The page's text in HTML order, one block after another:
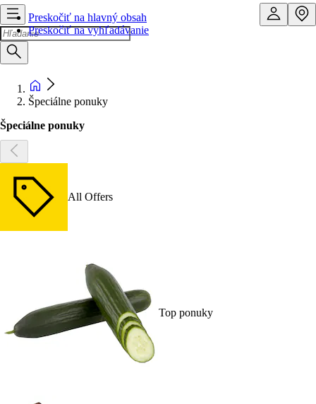
Preskočiť na hlavný obsah
Preskočiť na vyhľadávanie
Špeciálne ponuky
Špeciálne ponuky
All Offers
Top ponuky